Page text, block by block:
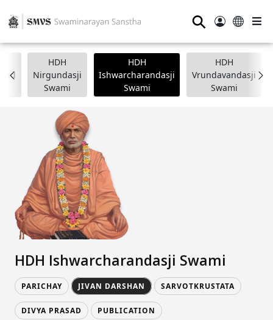
⚲
HDH
Nirgundasji
Swami
HDH
Ishwarcharandasji
Swami
HDH
Vrundavandasji
Swami
HDH Ishwarcharandasji Swami
PARICHAY JIVAN DARSHAN SARVOTKRUSTATA
DIVYA PRASAD PUBLICATION